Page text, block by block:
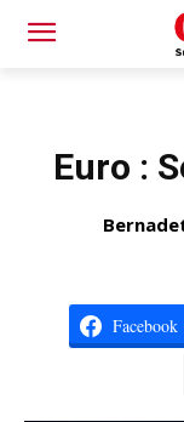
Euro :
Facebook